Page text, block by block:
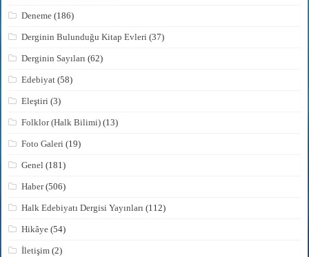
Deneme (186)
Derginin Bulunduğu Kitap Evleri (37)
Derginin Sayıları (62)
Edebiyat (58)
Eleştiri (3)
Folklor (Halk Bilimi) (13)
Foto Galeri (19)
Genel (181)
Haber(506)
Halk Edebiyatı Dergisi Yayınları (112)
Hikâye (54)
İletişim (2)